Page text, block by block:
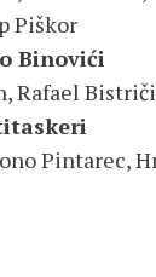
Piškor
Binovići
Rafael
Pintarec,